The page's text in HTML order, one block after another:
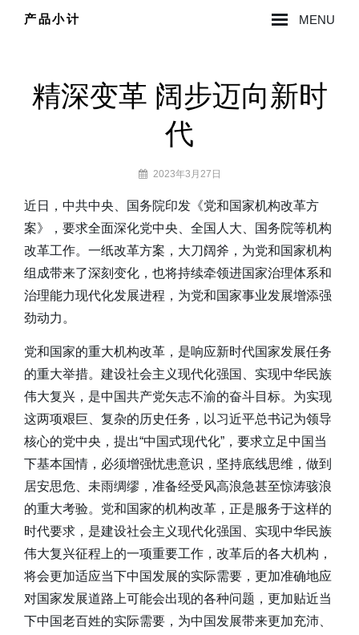
产品小计 MENU
精深变革 阔步迈向新时
代
By 2023年3月27日
近日，中共中央、国务院印发《党和国家机构改革方
案》，要求全面深化党中央、全国人大、国务院等机构
改革工作。一纸改革方案，大刀阔斧，为党和国家机构
组成带来了深刻变化，也将持续牵领进国家治理体系和
治理能力现代化发展进程，为党和国家事业发展增添强
劲动力。
党和国家的重大机构改革，是响应新时代国家发展任务
的重大举措。建设社会主义现代化强国、实现中华民族
伟大复兴，是中国共产党矢志不渝的奋斗目标。为实现
这两项艰巨、复杂的历史任务，以习近平总书记为领导
核心的党中央，提出“中国式现代化”，要求立足中国当
下基本国情，必须增强忧患意识，坚持底线思维，做到
居安思危、未雨绸缪，准备经受风高浪急甚至惊涛骇浪
的重大考验。党和国家的机构改革，正是服务于这样的
时代要求，是建设社会主义现代化强国、实现中华民族
伟大复兴征程上的一项重要工作，改革后的各大机构，
将会更加适应当下中国发展的实际需要，更加准确地应
对国家发展道路上可能会出现的各种问题，更加贴近当
下中国老百姓的实际需要，为中国发展带来更加充沛、